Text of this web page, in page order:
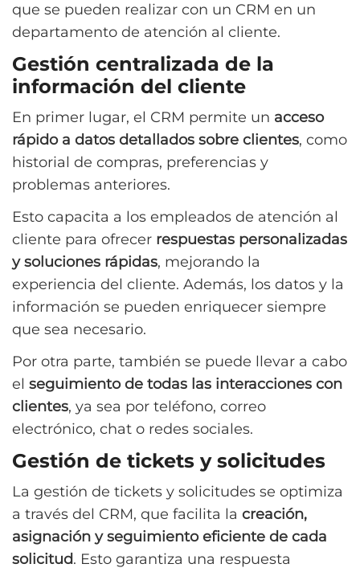
que se pueden realizar con un CRM en un
departamento de atención al cliente.
Gestión centralizada de la
información del cliente
En primer lugar, el CRM permite un acceso
rápido a datos detallados sobre clientes, como
historial de compras, preferencias y
problemas anteriores.
Esto capacita a los empleados de atención al
cliente para ofrecer respuestas personalizadas
y soluciones rápidas, mejorando la
experiencia del cliente. Además, los datos y la
información se pueden enriquecer siempre
que sea necesario.
Por otra parte, también se puede llevar a cabo
el seguimiento de todas las interacciones con
clientes, ya sea por teléfono, correo
electrónico, chat o redes sociales.
Gestión de tickets y solicitudes
La gestión de tickets y solicitudes se optimiza
a través del CRM, que facilita la creación,
asignación y seguimiento eficiente de cada
solicitud. Esto garantiza una respuesta